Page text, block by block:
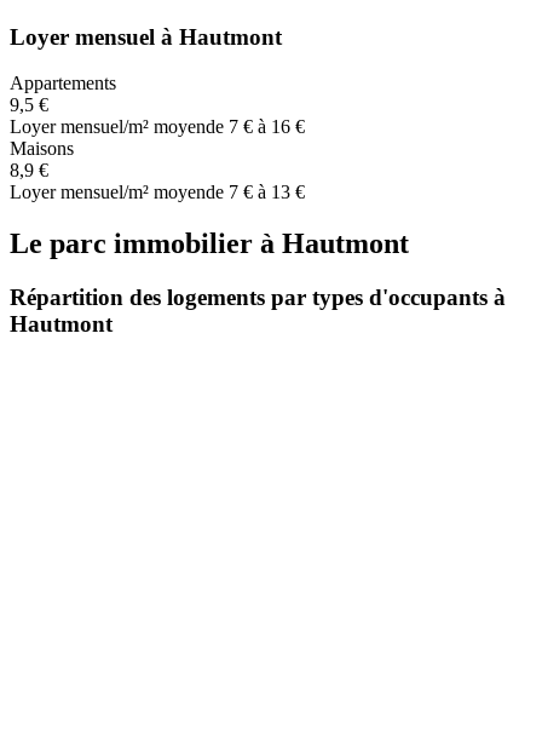
Loyer mensuel à Hautmont
Appartements
9,5 €
Loyer mensuel/m² moyende 7 € à 16 €
Maisons
8,9 €
Loyer mensuel/m² moyende 7 € à 13 €
Le parc immobilier à Hautmont
Répartition des logements par types d'occupants à
Hautmont